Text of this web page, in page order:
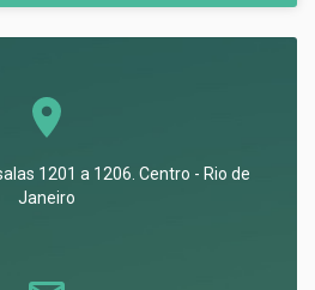
1201 a 1206. Centro - Rio de
Janeiro